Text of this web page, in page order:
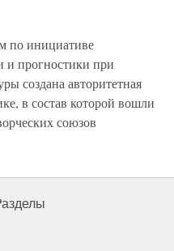
инициативе
и прогностики при
создана авторитетная
в состав которой вошли
союзов